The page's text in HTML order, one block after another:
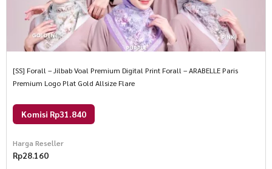
[SS] Forall – Jilbab Voal Premium Digital Print Forall – ARABELLE Paris
Premium Logo Plat Gold Allsize Flare
Komisi Rp31.840
Harga Reseller
Rp28.160